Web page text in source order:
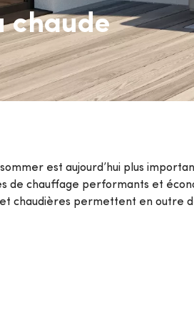
Van Marcke College
les services
chaude
est aujourd’hui plus
de chauffage performants et
chaudières permettent en outre